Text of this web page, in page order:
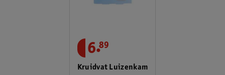
6.89
Kruidvat Luizenkam